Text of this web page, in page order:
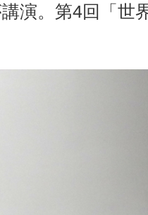
演。第4回「世